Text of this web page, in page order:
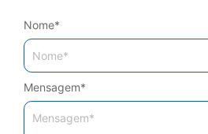
Mensagem*
Nome*